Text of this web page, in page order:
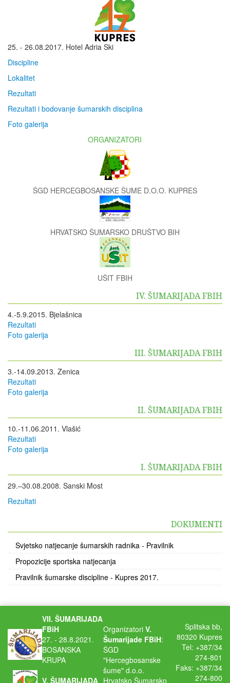
25. - 26.08.2017. Hotel Adria Ski
Discipline
Lokalitet
Rezultati
Rezultati i bodovanje šumarskih disciplina
Foto galerija
ORGANIZATORI
ŠGD HERCEGBOSANSKE ŠUME D.O.O. KUPRES
HRVATSKO ŠUMARSKO DRUŠTVO BIH
UŠIT FBIH
IV. ŠUMARIJADA FBIH
4.-5.9.2015. Bjelašnica
Rezultati
Foto galerija
III. ŠUMARIJADA FBIH
3.-14.09.2013. Zenica
Rezultati
Foto galerija
II. ŠUMARIJADA FBIH
10.-11.06.2011. Vlašić
Rezultati
Foto galerija
I. ŠUMARIJADA FBIH
29.–30.08.2008. Sanski Most
Rezultati
DOKUMENTI
Svjetsko natjecanje šumarskih radnika - Pravilnik
Propozicije sportska natjecanja
Pravilnik šumarske discipline - Kupres 2017.
VII. ŠUMARIJADA
FBiH
27. - 28.8.2021.
BOSANSKA
KRUPA
V. ŠUMARIJADA
Organizatori V.
Šumarijade FBiH:
ŠGD
"Hercegbosanske
šume" d.o.o.
Hrvatsko Šumarsko
Splitska bb,
80320 Kupres
Tel: +387/34
274-801
Faks: +387/34
274-800